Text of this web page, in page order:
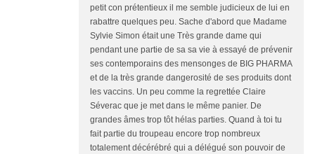
petit con prétentieux il me semble judicieux de lui en
rabattre quelques peu. Sache d'abord que Madame
Sylvie Simon était une Très grande dame qui
pendant une partie de sa sa vie à essayé de prévenir
ses contemporains des mensonges de BIG PHARMA
et de la très grande dangerosité de ses produits dont
les vaccins. Un peu comme la regrettée Claire
Séverac que je met dans le même panier. De
grandes âmes trop tôt hélas parties. Quand à toi tu
fait partie du troupeau encore trop nombreux
totalement décérébré qui a délégué son pouvoir de